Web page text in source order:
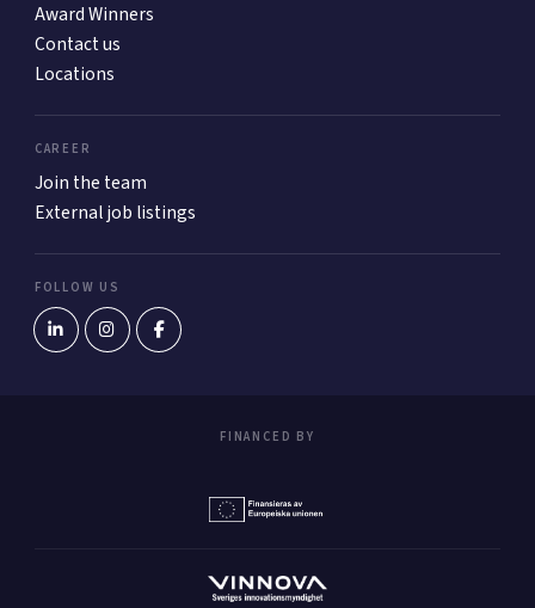
Award Winners
Contact us
Locations
CAREER
Join the team
External job listings
FOLLOW US
FINANCED BY